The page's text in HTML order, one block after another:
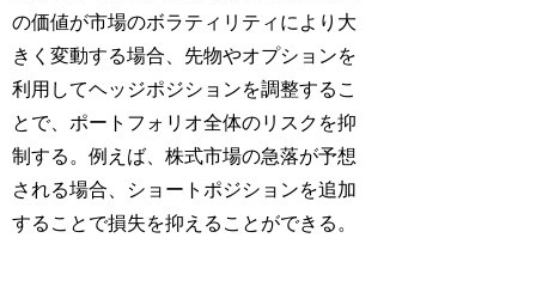
の価値が市場のボラティリティにより大
きく変動する場合、先物やオプションを
利用してヘッジポジションを調整するこ
とで、ポートフォリオ全体のリスクを抑
制する。例えば、株式市場の急落が予想
される場合、ショートポジションを追加
することで損失を抑えることができる。